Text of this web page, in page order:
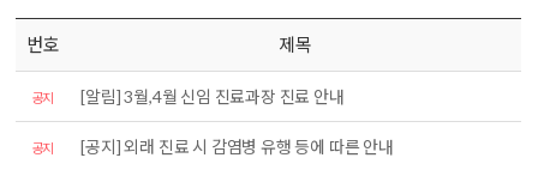
번호 제목
공지 [알림] 3월,4월 신임 진료과장 진료 안내
공지 [공지] 외래 진료 시 감염병 유행 등에 따른 안내